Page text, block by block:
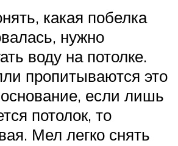
какая побелка
нужно
воду на потолке.
пропитываются это
если лишь
потолок, то
Мел легко снять